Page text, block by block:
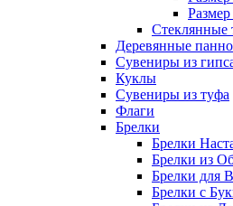
Стеклянные
Деревянные панно
Сувениры из
Куклы
Сувениры из туфа
Флаги
Брелки
Брелки
Брелки из
Брелки для
Брелки с